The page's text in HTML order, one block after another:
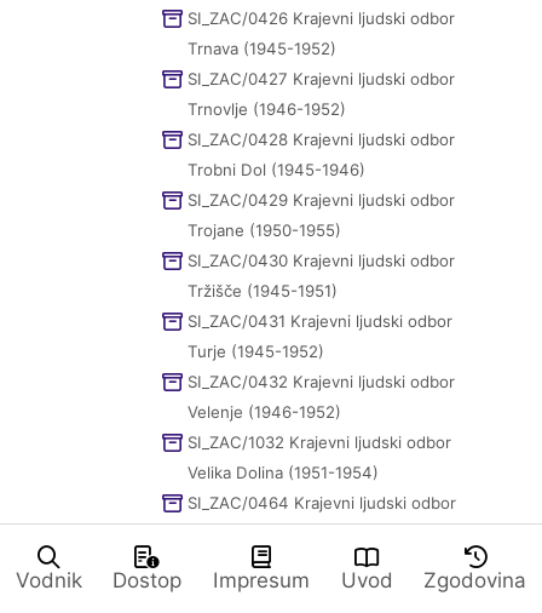
Vodnik Dostop Impresum Uvod Zgodovina
SI_ZAC/0426 Krajevni ljudski odbor
Trnava (1945-1952)
SI_ZAC/0427 Krajevni ljudski odbor
Trnovlje (1946-1952)
SI_ZAC/0428 Krajevni ljudski odbor
Trobni Dol (1945-1946)
SI_ZAC/0429 Krajevni ljudski odbor
Trojane (1950-1955)
SI_ZAC/0430 Krajevni ljudski odbor
Tržišče (1945-1951)
SI_ZAC/0431 Krajevni ljudski odbor
Turje (1945-1952)
SI_ZAC/0432 Krajevni ljudski odbor
Velenje (1946-1952)
SI_ZAC/1032 Krajevni ljudski odbor
Velika Dolina (1951-1954)
SI_ZAC/0464 Krajevni ljudski odbor
SI_ZAC/0433 Krajevni ljudski odbor
Veliki Kamen (1945-1951)